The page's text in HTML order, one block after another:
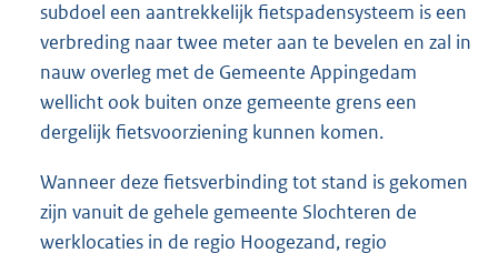
subdoel een aantrekkelijk fietspadensysteem is een
verbreding naar twee meter aan te bevelen en zal in
nauw overleg met de Gemeente Appingedam
wellicht ook buiten onze gemeente grens een
dergelijk fietsvoorziening kunnen komen.
Wanneer deze fietsverbinding tot stand is gekomen
zijn vanuit de gehele gemeente Slochteren de
werklocaties in de regio Hoogezand, regio